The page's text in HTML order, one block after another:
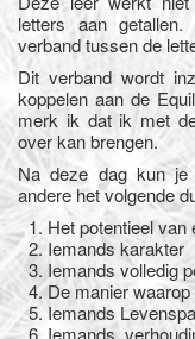
letters aan
verband tussen de
Dit verband wordt
koppelen aan de
merk ik dat ik met
over kan brengen.
Na deze dag kun je
andere het volgende
Het potentieel van
Iemands karakter
Iemands volledig
De manier
Iemands
Iemands